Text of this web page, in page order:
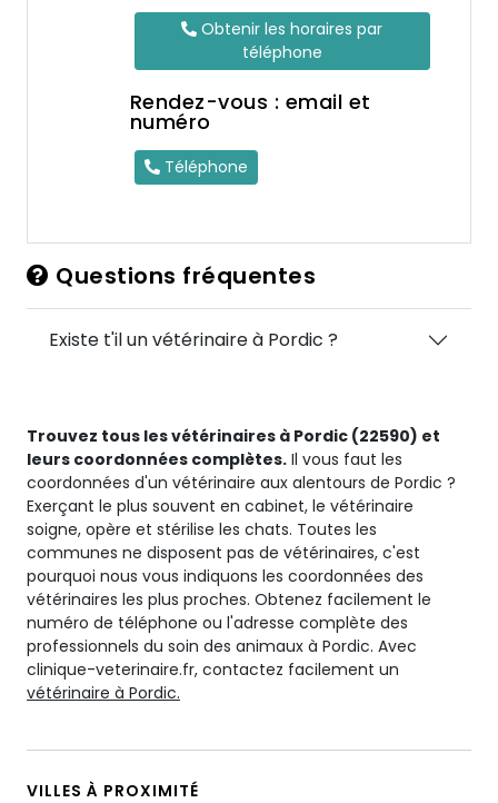
Obtenir les horaires par
téléphone
Rendez-vous : email et
numéro
Téléphone
Questions fréquentes
Existe t'il un vétérinaire à Pordic ?
Trouvez tous les vétérinaires à Pordic (22590) et
leurs coordonnées complètes. Il vous faut les
coordonnées d'un vétérinaire aux alentours de Pordic ?
Exerçant le plus souvent en cabinet, le vétérinaire
soigne, opère et stérilise les chats. Toutes les
communes ne disposent pas de vétérinaires, c'est
pourquoi nous vous indiquons les coordonnées des
vétérinaires les plus proches. Obtenez facilement le
numéro de téléphone ou l'adresse complète des
professionnels du soin des animaux à Pordic. Avec
clinique-veterinaire.fr, contactez facilement un
vétérinaire à Pordic.
VILLES À PROXIMITÉ